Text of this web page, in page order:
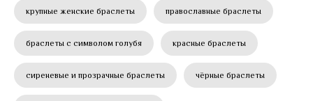
крупные женские браслеты православные браслеты
браслеты с символом голубя красные браслеты
сиреневые и прозрачные браслеты чёрные браслеты